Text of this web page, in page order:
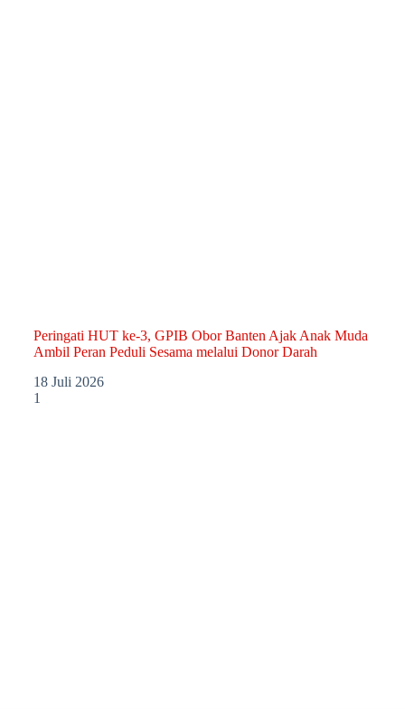
Peringati HUT ke-3, GPIB Obor Banten Ajak Anak Muda
Ambil Peran Peduli Sesama melalui Donor Darah
18 Juli 2026